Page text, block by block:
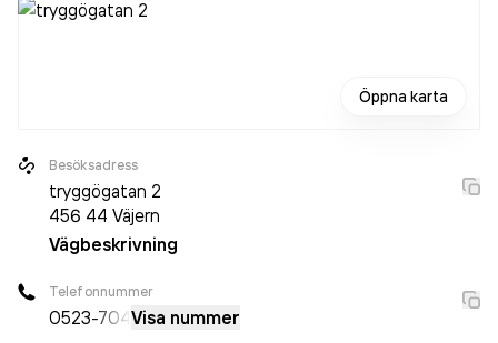
Öppna karta
Besöksadress
tryggögatan 2
456 44 Väjern
Vägbeskrivning
Telefonnummer
0523-704Visa nummer